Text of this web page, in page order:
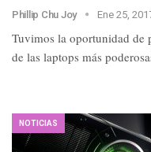
Phillip Chu Joy Ene 25,
Tuvimos la oportunidad de
de las laptops más
NOTICIAS